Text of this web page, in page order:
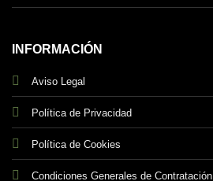
INFORMACIÓN
Aviso Legal
Política de Privacidad
Política de Cookies
Condiciones Generales de Contratación